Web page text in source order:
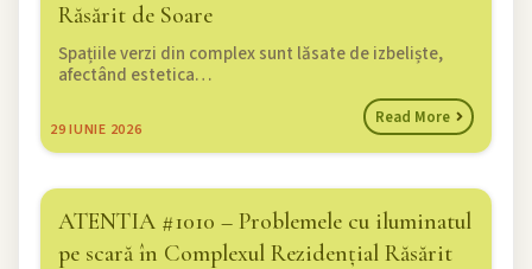
Răsărit de Soare
29IUNIE 2026
Spațiile verzi din complex sunt lăsate de izbeliște,
afectând estetica…
Read More
ATENTIA #1010 – Problemele cu iluminatul
pe scară în Complexul Rezidențial Răsărit